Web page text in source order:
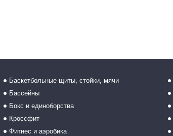
Баскетбольные щиты, стойки, мячи
Бассейны
Бокс и единоборства
Кроссфит
Фитнес и аэробика